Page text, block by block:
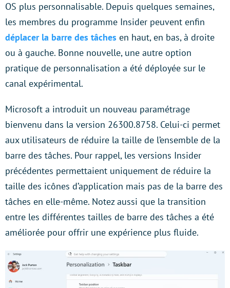
OS plus personnalisable. Depuis quelques semaines,
les membres du programme Insider peuvent enfin
déplacer la barre des tâches en haut, en bas, à droite
ou à gauche. Bonne nouvelle, une autre option
pratique de personnalisation a été déployée sur le
canal expérimental.
Microsoft a introduit un nouveau paramétrage
bienvenu dans la version 26300.8758. Celui-ci permet
aux utilisateurs de réduire la taille de l’ensemble de la
barre des tâches. Pour rappel, les versions Insider
précédentes permettaient uniquement de réduire la
taille des icônes d’application mais pas de la barre des
tâches en elle-même. Notez aussi que la transition
entre les différentes tailles de barre des tâches a été
améliorée pour offrir une expérience plus fluide.